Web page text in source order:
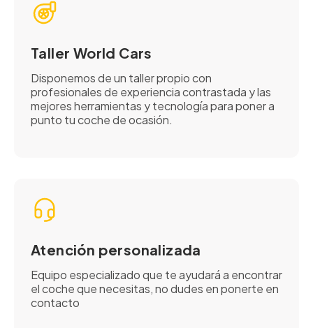
Taller World Cars
Disponemos de un taller propio con
profesionales de experiencia contrastada y las
mejores herramientas y tecnología para poner a
punto tu coche de ocasión.
Atención personalizada
Equipo especializado que te ayudará a encontrar
el coche que necesitas, no dudes en ponerte en
contacto